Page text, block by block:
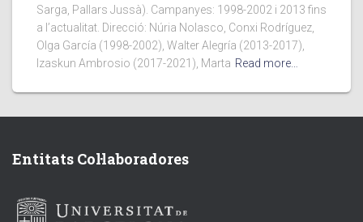
Sarga, Pallars Jussà). Campanyes: 1998-2002 i 2013 fins
a l’actualitat. Direcció: Núria Nolasco, Conxi Rodríguez,
Olga García (1998-2002), Walter Alegría (2013-2017),
Izaskun Ambrosio (2017-2021), Marta Read more…
Entitats Col·laboradores